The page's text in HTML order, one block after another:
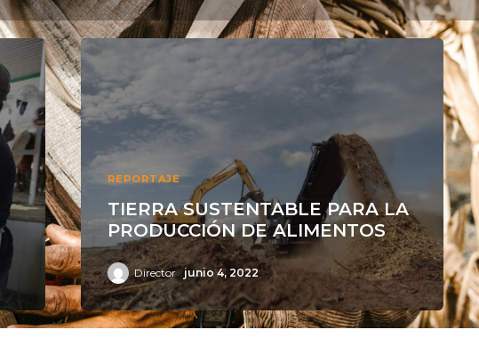
REPORTAJE
TIERRA SUSTENTABLE PARA LA
PRODUCCIÓN DE ALIMENTOS
Director junio 4, 2022